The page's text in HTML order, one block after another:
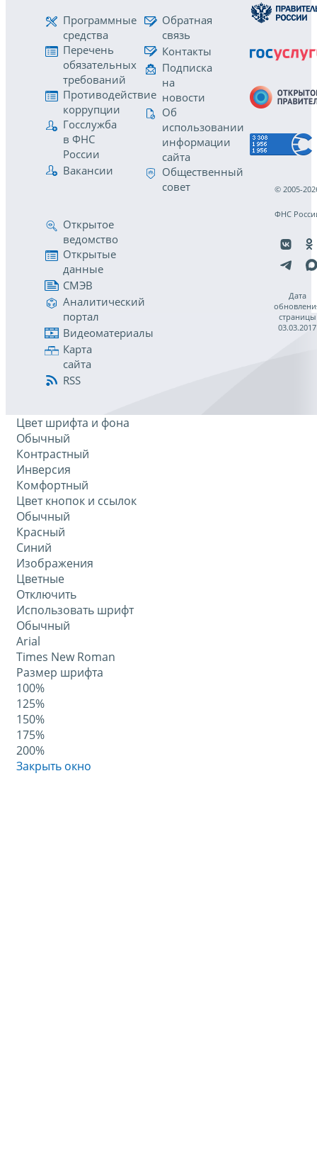
Программные
средства
Перечень
обязательных
требований
Противодействие
коррупции
Госслужба
в ФНС
России
Вакансии
Обратная
связь
Контакты
Подписка
на
новости
Об
использовании
информации
сайта
Общественный
совет
Открытое
ведомство
Открытые
данные
СМЭВ
Аналитический
портал
Видеоматериалы
Карта
сайта
RSS
© 2005-
ФНС
Дата
страницы
03.03.2017
Цвет шрифта и фона
Обычный
Контрастный
Инверсия
Комфортный
Цвет кнопок и ссылок
Обычный
Красный
Синий
Изображения
Цветные
Отключить
Использовать шрифт
Обычный
Arial
Times New Roman
Размер шрифта
100%
125%
150%
175%
200%
Закрыть окно